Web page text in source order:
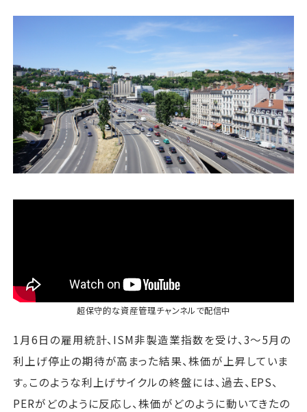
運営会社
ファミリーオフィスとは
関連書籍
メールマガジン登録
よくある質問
超保守的な資産管理チャンネルで配信中
1月6日の雇用統計、ISM非製造業指数を受け、3～5月の
利上げ停止の期待が高まった結果、株価が上昇していま
す。このような利上げサイクルの終盤には、過去、EPS、
PERがどのように反応し、株価がどのように動いてきたの